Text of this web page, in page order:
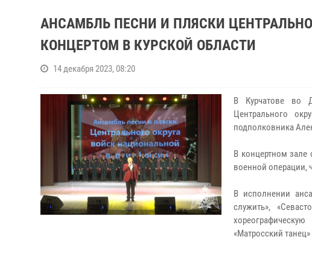
АНСАМБЛЬ ПЕСНИ И ПЛЯСКИ
КОНЦЕРТОМ В КУРСКОЙ ОБЛАСТИ
14 декабря 2023, 08:20
В Курчатове во
Центрального
подполковника
В концертном зале
военной операции,
В исполнении
служить»,
«Матросский